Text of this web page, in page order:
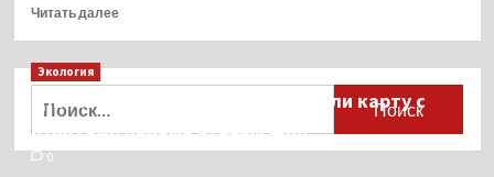
Читать далееПрочитать
Охотник
принял
подростка
Экология
Для автомобилистов разработали карту с
пунктами приёма старых шин
0